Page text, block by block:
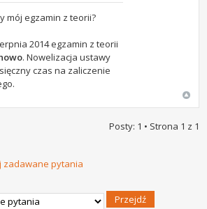
mój egzamin z teorii?
2014 egzamin z teorii
. Nowelizacja ustawy
czas na zaliczenie
Posty: 1 • Strona 1 z 1
zadawane pytania